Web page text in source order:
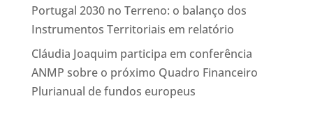
Portugal 2030 no Terreno: o balanço dos
Instrumentos Territoriais em relatório
Cláudia Joaquim participa em conferência
ANMP sobre o próximo Quadro Financeiro
Plurianual de fundos europeus